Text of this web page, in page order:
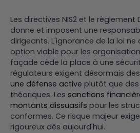
Les directives NIS2 et le règlement
donne et imposent une
dirigeants. L'ignorance de la loi
option viable pour les
façade cède la place à une
régulateurs exigent désormais des
une défense active plutôt que
théoriques. Les sanctions
montants dissuasifs pour les
conformes. Ce risque majeur
rigoureux dès aujourd'hui.